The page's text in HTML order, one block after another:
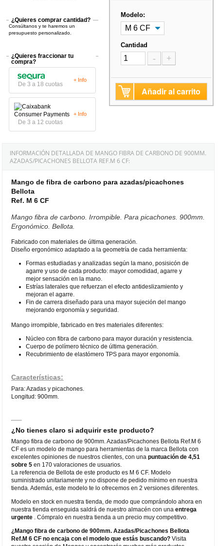
¿Quieres comprar cantidad?
Consúltanos y te haremos un
presupuesto personalizado.
¿Quieres fraccionar tu
compra?
De 3 a 18 cuotas
+ Info
De 3 a 12 cuotas
+ Info
Modelo:
Cantidad
- +
Añadir al carrito
INFORMACIÓN DETALLADA DE MANGO FIBRA DE CARBONO DE 900MM.
AZADAS/PICACHONES BELLOTA REF.M 6 CF:
Mango de fibra de carbono para azadas/picachones
Bellota
Ref. M 6 CF
Mango fibra de carbono. Irrompible. Para picachones. 900mm.
Ergonómico. Bellota.
Fabricado con materiales de última generación.
Diseño ergonómico adaptado a la geometría de cada herramienta:
Formas estudiadas y analizadas según la mano, posisicón de
agarre y uso de cada producto: mayor comodidad, agarre y
mejor sensación en la mano.
Estrías laterales que refuerzan el efecto antideslizamiento y
mejoran el agarre.
Fin de carrera diseñado para una mayor sujeción del mango
mejorando ergonomía y seguridad.
Mango irrompible, fabricado en tres materiales diferentes:
Núcleo con fibra de carbono para mayor duración y resistencia.
Cuerpo de polímero técnico de última generación.
Recubrimiento de elastómero TPS para mayor ergonomía.
Características:
Para: Azadas y picachones.
Longitud: 900mm.
¿No tienes claro si adquirir este producto?
Mango fibra de carbono de 900mm. Azadas/Picachones Bellota Ref.M 6
CF es un modelo de mango para herramientas de la marca Bellota con
excelentes opiniones de nuestros clientes, con unapuntuación de 4,51
sobre 5 en 170 valoraciones de usuarios.
La referencia de Bellota de este producto es M 6 CF. Modelo
suministrado unitariamente y no dispone de pedido mínimo en nuestra
tienda. Además, este modelo te lo ofrecemos en 2 versiones diferentes.
Modelo en stock en nuestra tienda, de modo que comprándolo ahora en
nuestra tienda enseguida saldrá de nuestro almacén con unaentrega
urgente . Cómpralo en nuestra tienda a un precio muy competitivo.
¿Mango fibra de carbono de 900mm. Azadas/Picachones Bellota
Ref.M 6 CF no encaja con el modelo que estás buscando? Visita